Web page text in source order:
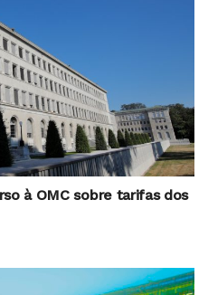
à OMC sobre tarifas dos